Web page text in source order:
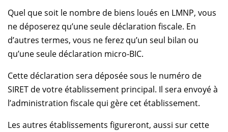
Quel que soit le nombre de biens loués en LMNP, vous
ne déposerez qu’une seule déclaration fiscale. En
d’autres termes, vous ne ferez qu’un seul bilan ou
qu’une seule déclaration micro-BIC.
Cette déclaration sera déposée sous le numéro de
SIRET de votre établissement principal. Il sera envoyé à
l’administration fiscale qui gère cet établissement.
Les autres établissements figureront, aussi sur cette